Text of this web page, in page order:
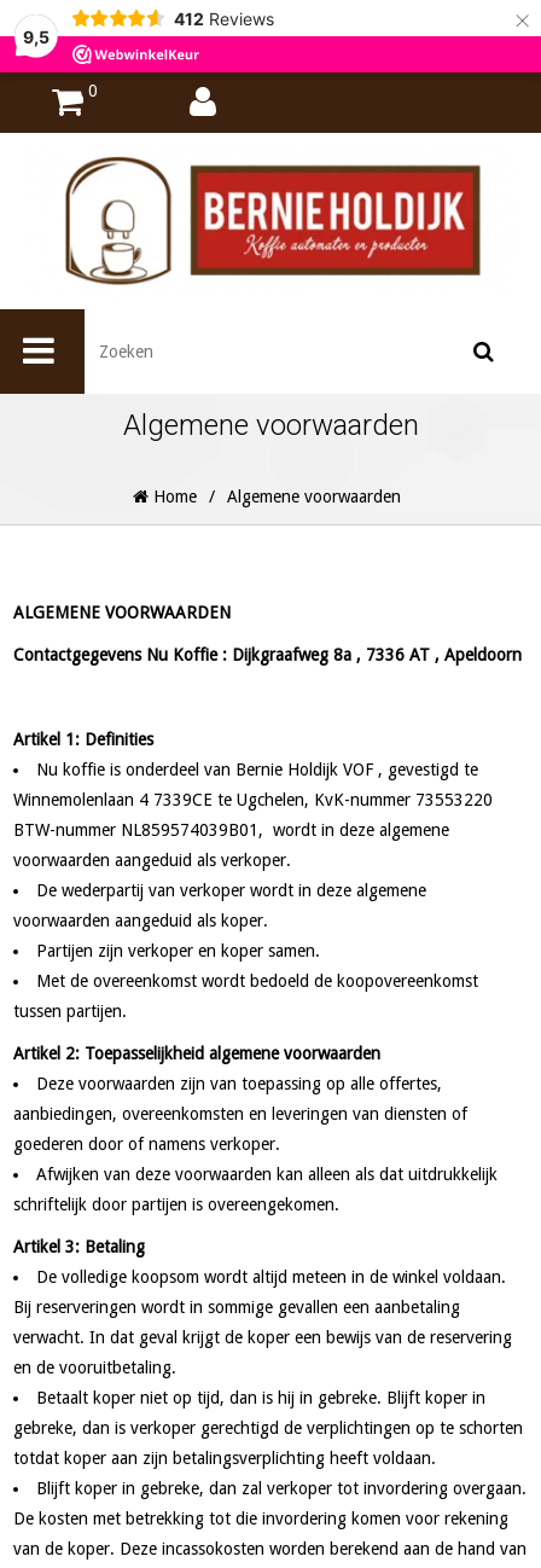
9,5
412 Reviews ×
0
Algemene voorwaarden
Home / Algemene voorwaarden
ALGEMENE VOORWAARDEN
Contactgegevens Nu Koffie : Dijkgraafweg 8a , 7336 AT , Apeldoorn
Artikel 1: Definities
Nu koffie is onderdeel van Bernie Holdijk VOF , gevestigd te
Winnemolenlaan 4 7339CE te Ugchelen, KvK-nummer 73553220
BTW-nummer NL859574039B01, wordt in deze algemene
voorwaarden aangeduid als verkoper.
De wederpartij van verkoper wordt in deze algemene
voorwaarden aangeduid als koper.
Partijen zijn verkoper en koper samen.
Met de overeenkomst wordt bedoeld de koopovereenkomst
tussen partijen.
Artikel 2: Toepasselijkheid algemene voorwaarden
Deze voorwaarden zijn van toepassing op alle offertes,
aanbiedingen, overeenkomsten en leveringen van diensten of
goederen door of namens verkoper.
Afwijken van deze voorwaarden kan alleen als dat uitdrukkelijk
schriftelijk door partijen is overeengekomen.
Artikel 3: Betaling
De volledige koopsom wordt altijd meteen in de winkel voldaan.
Bij reserve­ringen wordt in sommige gevallen een aanbetaling
verwacht. In dat geval krijgt de koper een bewijs van de reservering
en de vooruitbetaling.
Betaalt koper niet op tijd, dan is hij in gebreke. Blijft koper in
gebreke, dan is verkoper gerechtigd de verplichtingen op te schorten
totdat koper aan zijn betalingsverplichting heeft voldaan.
Blijft koper in gebreke, dan zal verkoper tot invordering overgaan.
De kosten met betrekking tot die invordering komen voor rekening
van de koper. Deze incassokosten worden berekend aan de hand van